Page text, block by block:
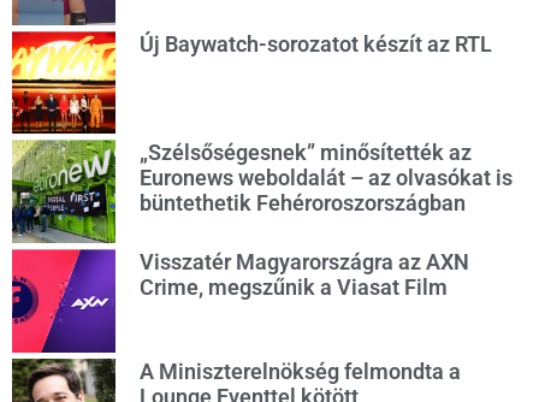
Új Baywatch-sorozatot készít az RTL
„Szélsőségesnek” minősítették az
Euronews weboldalát – az olvasókat is
büntethetik Fehéroroszországban
Visszatér Magyarországra az AXN
Crime, megszűnik a Viasat Film
A Miniszterelnökség felmondta a
Lounge Eventtel kötött